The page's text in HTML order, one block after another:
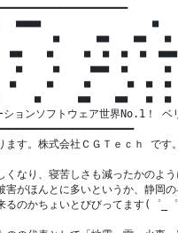
■■■■                  ■
■      ■■    ■■   ■
■■    ■     ■  ■  ■  ■  ■■■
■     ■     ■■■  ■      ■
■     ■     ■      ■  ■  ■
■      ■■    ■■   ■  ■
ョンソフトウェア世界No.1！ ベ
ます。株式会社ＣＧＴｅｃｈ です。
くなり、寝苦しさも減ったかのよう
害がほんとに多いというか、静岡
るのかちょいとびびってます(゜_